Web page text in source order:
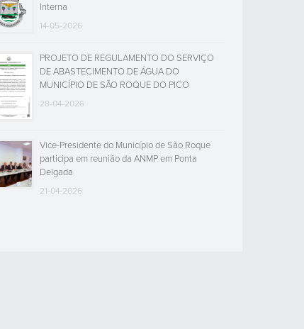
Interna
14-05-2026
PROJETO DE REGULAMENTO DO SERVIÇO
DE ABASTECIMENTO DE ÁGUA DO
MUNICÍPIO DE SÃO ROQUE DO PICO
28-04-2026
Vice-Presidente do Município de São Roque
participa em reunião da ANMP em Ponta
Delgada
21-04-2026